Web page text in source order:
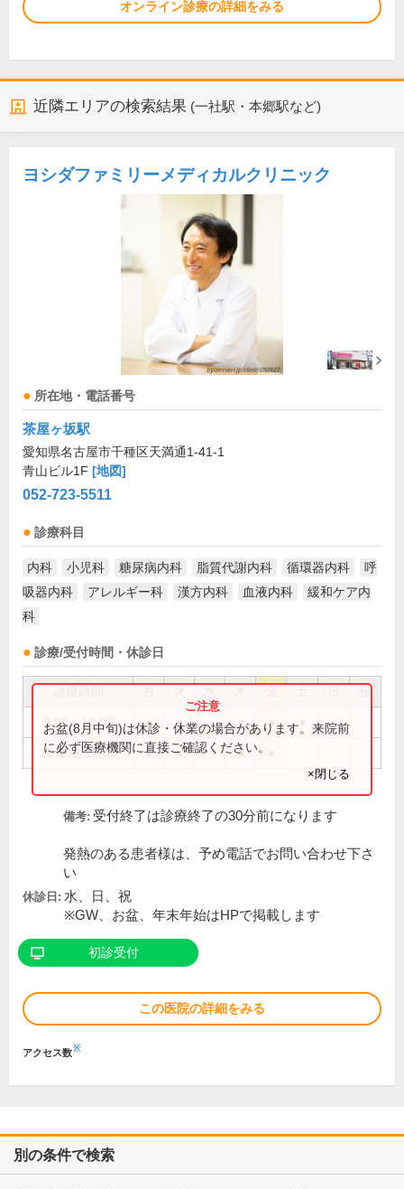
オンライン診療の詳細をみる
近隣エリアの検索結果 (一社駅・本郷駅など)
ヨシダファミリーメディカルクリニック
所在地・電話番号
茶屋ヶ坂駅
愛知県名古屋市千種区天満通1-41-1
青山ビル1F [地図]
052-723-5511
診療科目
内科 小児科 糖尿病内科 脂質代謝内科 循環器内科
呼
吸器内科
アレルギー科 漢方内科 血液内科
緩和ケア内
科
診療/受付時間・休診日
祝
9:00～12:00 ● ● ● ●
16:00～19:00 ● ● ●
お盆(8月中旬)は休診・休業の場合があります。来院前
に必ず医療機関に直接ご確認ください。
×閉じる
備考: 受付終了は診療終了の30分前になります
発熱のある患者様は、予め電話でお問い合わせ下さ
い
休診日: 水、日、祝
※GW、お盆、年末年始はHPで掲載します
初診受付
この医院の詳細をみる
アクセス数※
別の条件で検索